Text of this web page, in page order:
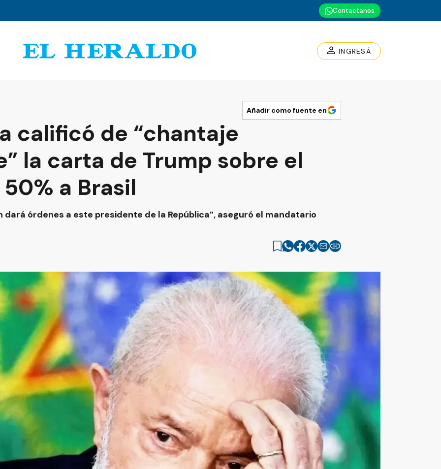
Contactanos
INGRESÁ
Añadir como fuente en
calificó de “chantaje
la carta de Trump sobre el
a Brasil
dará órdenes a este presidente de la República”, aseguró el mandatario